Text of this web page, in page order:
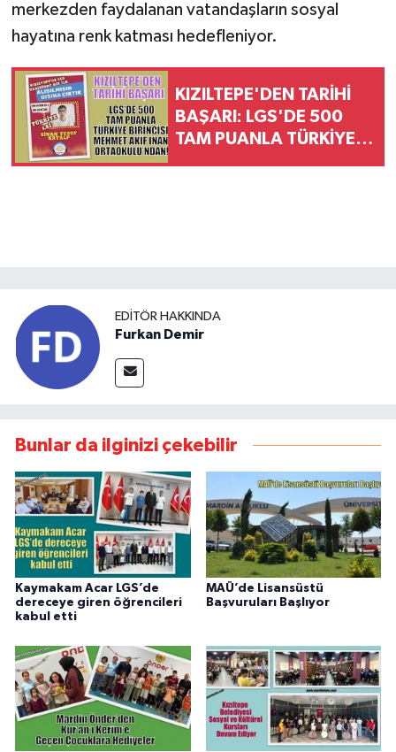
merkezden faydalanan vatandaşların sosyal
hayatına renk katması hedefleniyor.
KIZILTEPE'DEN TARİHİ
BAŞARI: LGS'DE 500
TAM PUANLA TÜRKİYE
EDITÖR HAKKINDA
Furkan Demir
Bunlar da ilginizi çekebilir
Kaymakam Acar LGS’de
dereceye giren öğrencileri
kabul etti
MAÜ’de Lisansüstü
Başvuruları Başlıyor